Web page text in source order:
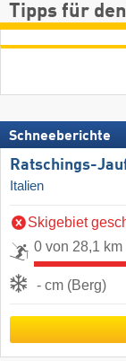
Tipps für
Schneeberichte
Ratschings-
Italien
Skigebiet
0 von 28,1
- cm (Berg)